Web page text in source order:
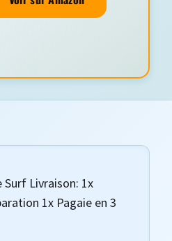
Surf Livraison: 1x
1x Pagaie en 3